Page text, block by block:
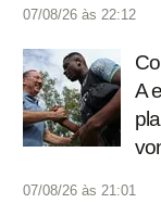
07/08/26 às 22:12
A
07/08/26 às 21:01